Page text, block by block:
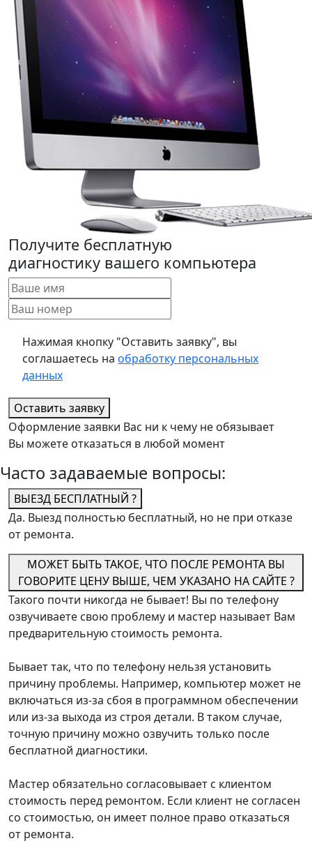
Получите бесплатную
диагностику вашего компьютера
Нажимая кнопку "Оставить заявку", вы
соглашаетесь на обработку персональных
данных
Оставить заявку
Оформление заявки Вас ни к чему не обязывает
Вы можете отказаться в любой момент
Часто задаваемые вопросы:
ВЫЕЗД БЕСПЛАТНЫЙ ?
Да. Выезд полностью бесплатный, но не при отказе
от ремонта.
МОЖЕТ БЫТЬ ТАКОЕ, ЧТО ПОСЛЕ РЕМОНТА ВЫ
ГОВОРИТЕ ЦЕНУ ВЫШЕ, ЧЕМ УКАЗАНО НА САЙТЕ ?
Такого почти никогда не бывает! Вы по телефону
озвучиваете свою проблему и мастер называет Вам
предварительную стоимость ремонта.
Бывает так, что по телефону нельзя установить
причину проблемы. Например, компьютер может не
включаться из-за сбоя в программном обеспечении
или из-за выхода из строя детали. В таком случае,
точную причину можно озвучить только после
бесплатной диагностики.
Мастер обязательно согласовывает с клиентом
стоимость перед ремонтом. Если клиент не согласен
со стоимостью, он имеет полное право отказаться
от ремонта.